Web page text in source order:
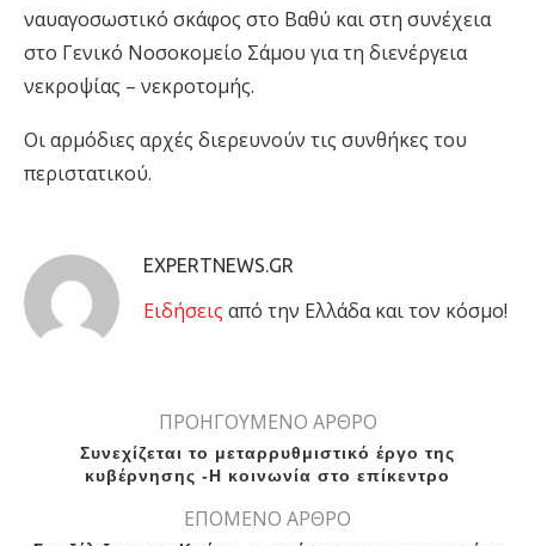
ναυαγοσωστικό σκάφος στο Βαθύ και στη συνέχεια
στο Γενικό Νοσοκομείο Σάμου για τη διενέργεια
νεκροψίας – νεκροτομής.
Οι αρμόδιες αρχές διερευνούν τις συνθήκες του
περιστατικού.
EXPERTNEWS.GR
Eιδήσεις από την Ελλάδα και τον κόσμο!
ΠΡΟΗΓΟΥΜΕΝΟ ΑΡΘΡΟ
Συνεχίζεται το μεταρρυθμιστικό έργο της
κυβέρνησης -Η κοινωνία στο επίκεντρο
ΕΠΟΜΕΝΟ ΑΡΘΡΟ